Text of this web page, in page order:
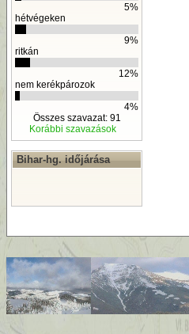
5%
hétvégeken
9%
ritkán
12%
nem kerékpározok
4%
Összes szavazat: 91
Korábbi szavazások
Bihar-hg. időjárása